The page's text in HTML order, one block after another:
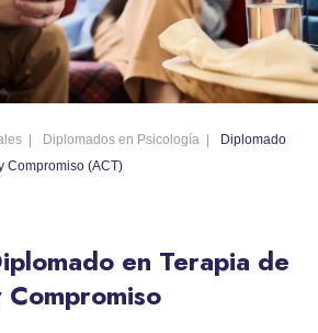
Diplomados en Psicología
Diplomado
Compromiso (ACT)
en Terapia de